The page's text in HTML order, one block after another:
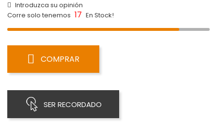
Introduzca su opinión
Corre solo tenemos 17 En Stock!
COMPRAR
SER RECORDADO